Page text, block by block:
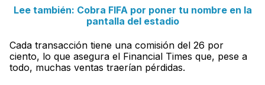
Lee también: Cobra FIFA por poner tu nombre en la
pantalla del estadio
Cada transacción tiene una comisión del 26 por
ciento, lo que asegura el Financial Times que, pese a
todo, muchas ventas traerían pérdidas.